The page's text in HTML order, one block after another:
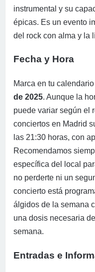
instrumental y su
épicas. Es un evento
del rock con alma y la
Fecha y Hora
Marca en tu
de 2025. Aunque la
puede variar según el
conciertos en Madrid
las 21:30 horas, con
Recomendamos
específica del local
no perderte ni un
concierto está
álgidos de la semana
una dosis necesaria
semana.
Entradas e